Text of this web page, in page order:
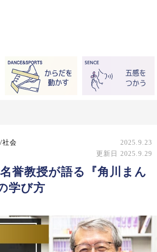
社会
2025.9.23
更新日 2025.9.29
誉教授が語る『角川まん
学び方